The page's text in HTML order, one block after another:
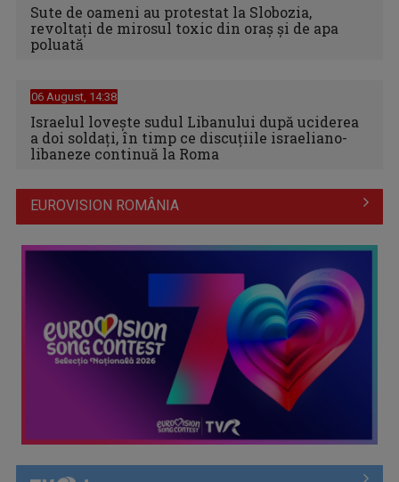
Sute de oameni au protestat la Slobozia,
revoltați de mirosul toxic din oraș și de apa
poluată
06 August, 14:38
Israelul loveşte sudul Libanului după uciderea
a doi soldaţi, în timp ce discuţiile israeliano-
libaneze continuă la Roma
EUROVISION ROMÂNIA